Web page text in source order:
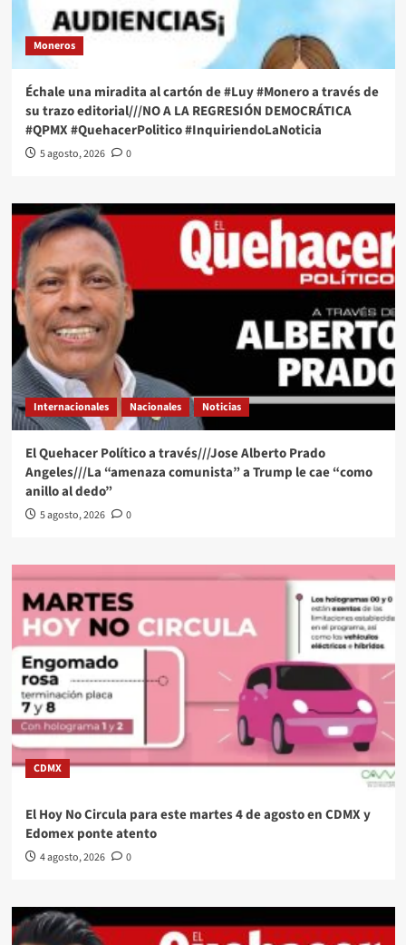
Moneros
Échale una miradita al cartón de #Luy #Monero a través de
su trazo editorial///NO A LA REGRESIÓN DEMOCRÁTICA
#QPMX #QuehacerPolitico #InquiriendoLaNoticia
5 agosto, 2026 0
Internacionales Nacionales Noticias
El Quehacer Político a través///Jose Alberto Prado
Angeles///La “amenaza comunista” a Trump le cae “como
anillo al dedo”
5 agosto, 2026 0
CDMX
El Hoy No Circula para este martes 4 de agosto en CDMX y
Edomex ponte atento
4 agosto, 2026 0